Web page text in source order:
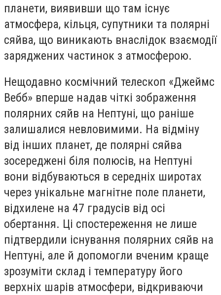
планети, виявивши що там існує
атмосфера, кільця, супутники та полярні
сяйва, що виникають внаслідок взаємодії
заряджених частинок з атмосферою.
Нещодавно космічний телескоп «Джеймс
Вебб» вперше надав чіткі зображення
полярних сяйв на Нептуні, що раніше
залишалися невловимими. На відміну
від інших планет, де полярні сяйва
зосереджені біля полюсів, на Нептуні
вони відбуваються в середніх широтах
через унікальне магнітне поле планети,
відхилене на 47 градусів від осі
обертання. Ці спостереження не лише
підтвердили існування полярних сяйв на
Нептуні, але й допомогли вченим краще
зрозуміти склад і температуру його
верхніх шарів атмосфери, відкриваючи